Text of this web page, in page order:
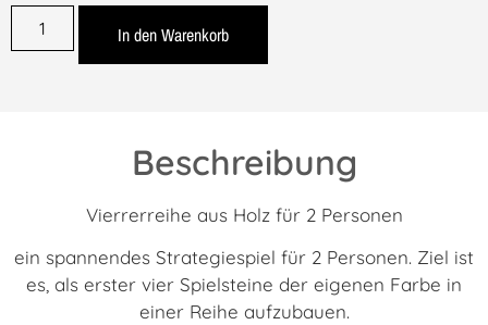
In den Warenkorb
Beschreibung
Vierrerreihe aus Holz für 2 Personen
ein spannendes Strategiespiel für 2 Personen. Ziel ist
es, als erster vier Spielsteine der eigenen Farbe in
einer Reihe aufzubauen.